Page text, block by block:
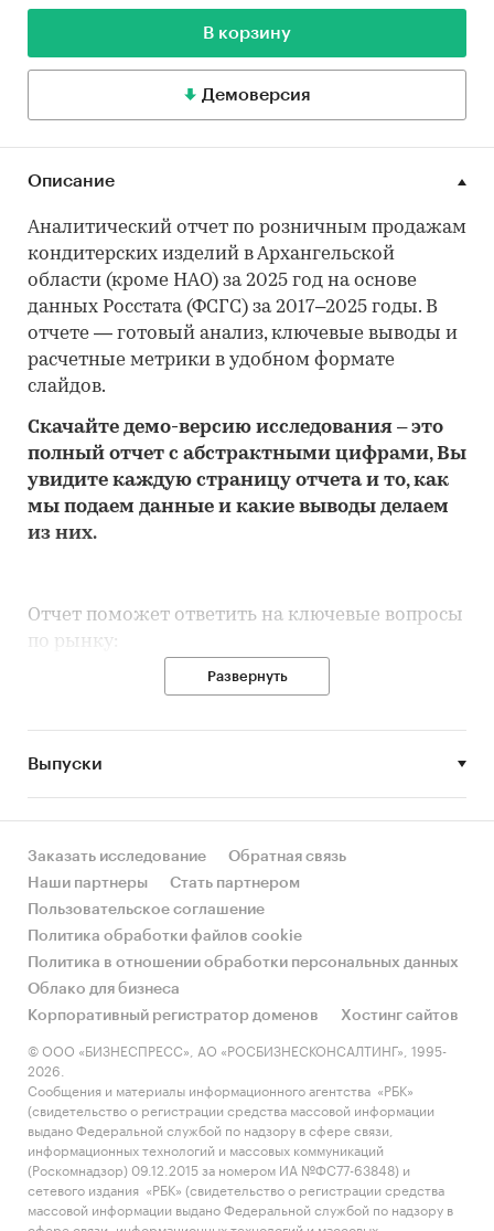
В корзину
Демоверсия
Описание
Аналитический отчет по розничным продажам
кондитерских изделий в Архангельской
области (кроме НАО) за 2025 год на основе
данных Росстата (ФСГС) за 2017–2025 годы. В
отчете — готовый анализ, ключевые выводы и
расчетные метрики в удобном формате
слайдов.
Скачайте демо-версию исследования – это
полный отчет с абстрактными цифрами, Вы
увидите каждую страницу отчета и то,как
мы подаем данные и какие выводы делаем
из них.
Отчет поможет ответить на ключевые вопросы
по рынку:
• Каков объем розничного рынка
области (кроме НАО), много это или мало по
сравнению с другими регионами России?
• Рынок растет или снижается? Если растет, то
инфляции? Как соотносятся рост и падение с
динамикой других регионов?
• Какое место регион занимает в России и в
своем федеральном округе по объему продаж
и по продажам на душу населения?
• К какому сегменту можно отнести рынок по
размеру и темпом роста (малый/крупный, с
опережающей динамикой/с отстающей
динамикой) в стратегической перспективе и в
текущей ситуации? Меняются ли позиции
региона с течением времени?
• Насколько рынок насыщен и какой у региона
потенциал роста, если сравнить его с
Развернуть
Выпуски
Заказать исследование
Обратная связь
Наши партнеры
Стать партнером
Пользовательское соглашение
Политика обработки файлов cookie
Политика в отношении обработки персональных данных
Облако для бизнеса
Корпоративный регистратор доменов
Хостинг сайтов
© ООО «БИЗНЕСПРЕСС», АО «РОСБИЗНЕСКОНСАЛТИНГ», 1995-
2026.
Сообщения и материалы информационного агентства «РБК»
(свидетельство о регистрации средства массовой информации
выдано Федеральной службой по надзору в сфере связи,
информационных технологий и массовых коммуникаций
(Роскомнадзор) 09.12.2015 за номером ИА №ФС77-63848) и
сетевого издания «РБК» (свидетельство о регистрации средства
массовой информации выдано Федеральной службой по надзору в